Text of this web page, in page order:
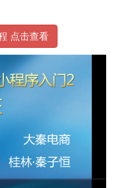
点击查看